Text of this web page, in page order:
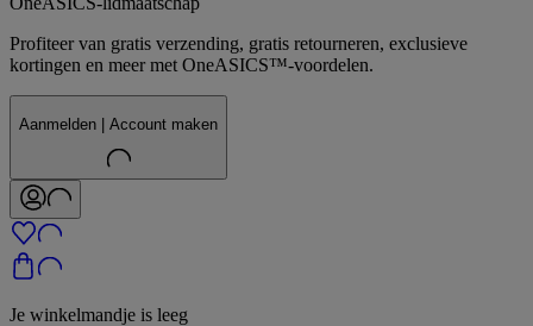
Profiteer van gratis verzending, gratis retourneren, exclusieve
kortingen en meer met OneASICS™-voordelen.
Aanmelden | Account maken
Je winkelmandje is leeg